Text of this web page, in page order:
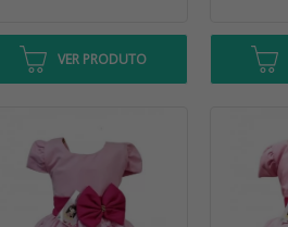
VER PRODUTO